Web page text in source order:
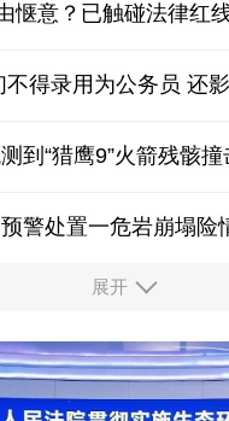
惬意？已触碰法律红
不得录用为公务员 还
到“猎鹰9”火箭残骸
警处置一危岩崩塌险
资机构持续看好中国经
业务委员会主任委员
展开